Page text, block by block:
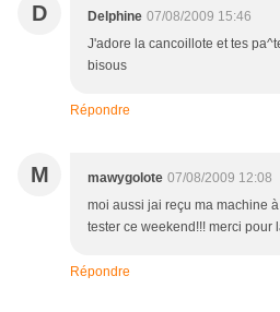
D Delphine 07/08/2009 15:46
J'adore la cancoillote et tes
bisous
Répondre
M mawygolote 07/08/2009 12:08
moi aussi jai reçu ma machine
tester ce weekend!!! merci pour
Répondre